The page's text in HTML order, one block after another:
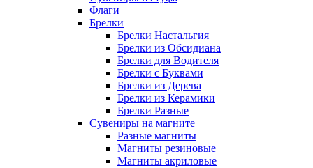
Флаги
Брелки
Брелки Настальгия
Брелки из Обсидиана
Брелки для Водителя
Брелки с Буквами
Брелки из Дерева
Брелки из Керамики
Брелки Разные
Сувениры на магните
Разные магниты
Магниты резиновые
Магниты акриловые